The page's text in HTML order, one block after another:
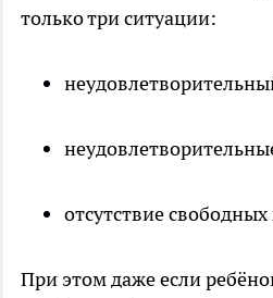
только три ситуации:
отсутствие
При этом даже если